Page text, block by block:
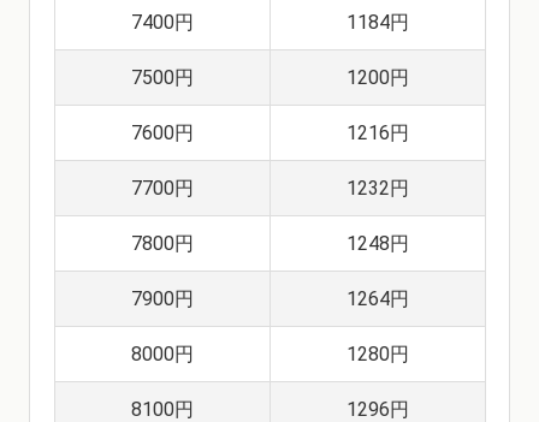
7400円 1184円
7500円 1200円
7600円 1216円
7700円 1232円
7800円 1248円
7900円 1264円
8000円 1280円
8100円 1296円